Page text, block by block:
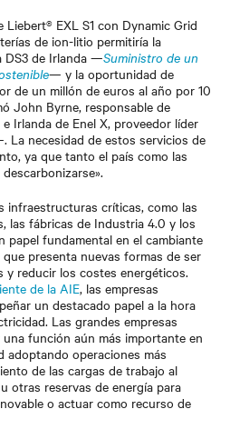
Liebert® EXL S1 con Dynamic Grid
de ion-litio permitiría la
DS3 de Irlanda —Suministro de un
— y la oportunidad de
de un millón de euros al año por 10
John Byrne, responsable de
Irlanda de Enel X, proveedor líder
La necesidad de estos servicios de
ya que tanto el país como las
infraestructuras críticas, como las
las fábricas de Industria 4.0 y los
papel fundamental en el cambiante
presenta nuevas formas de ser
y reducir los costes energéticos.
de la AIE, las empresas
un destacado papel a la hora
Las grandes empresas
función aún más importante en
adoptando operaciones más
de las cargas de trabajo al
otras reservas de energía para
o actuar como recurso de